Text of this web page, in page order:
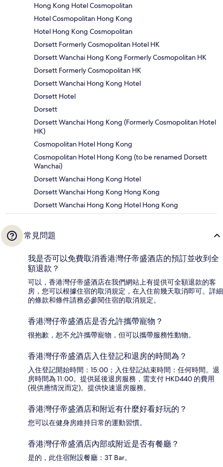
Hong Kong Hotel Cosmopolitan
Hotel Cosmopolitan Hong Kong
Hotel Hong Kong Cosmopolitan
Dorsett Formerly Cosmopolitan Hotel HK
Dorsett Wanchai Hong Kong Formerly Cosmopolitan HK
Dorsett Formerly Cosmopolitan HK
Dorsett Wanchai Hong Kong Hotel
Dorsett Hotel
Dorsett
Dorsett Wanchai Hong Kong (Formerly Cosmopolitan Hotel
HK)
Cosmopolitan Hotel Hong Kong
Cosmopolitan Hotel Hong Kong (to be renamed Dorsett
Wanchai)
Dorsett Wanchai Hong Kong Hotel
Dorsett Wanchai Hong Kong Hong Kong
Dorsett Wanchai Hong Kong Hotel Hong Kong
常見問題
我是否可以免費取消香港灣仔帝盛酒店的預訂並收到全
額退款？
可以，香港灣仔帝盛酒店在我們網站上有提供可全額退款的客
房，您可以根據住宿的取消規定，在入住前幾天取消即可。詳細
的條款和條件請務必參閱住宿的取消規定。
香港灣仔帝盛酒店是否允許攜帶寵物？
很抱歉，恕不允許攜帶寵物，但可以攜帶服務性動物。
香港灣仔帝盛酒店入住登記和退房的時間為？
入住登記開始時間：15:00；入住登記結束時間：任何時間。退
房時間為 11:00。提供延後退房服務，需支付 HKD440 的費用
(視供應情況而定)。提供快速退房服務。
香港灣仔帝盛酒店和附近有什麼好看好玩的？
您可以在健身房維持日常的運動習慣。
香港灣仔帝盛酒店內部或附近是否有餐廳？
是的，此住宿附設餐廳：3T Bar。